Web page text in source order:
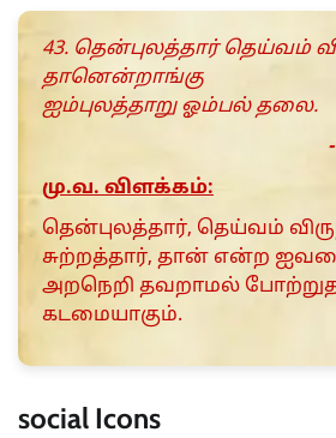
43. தென்புலத்தார் தெய்வம்
தானென்றாங்கு
ஐம்புலத்தாறு ஓம்பல் தலை.
மு.வ. விளக்கம்:
தென்புலத்தார், தெய்வம்
சுற்றத்தார், தான் என்ற
அறநெறி தவறாமல்
கடமையாகும்.
social Icons